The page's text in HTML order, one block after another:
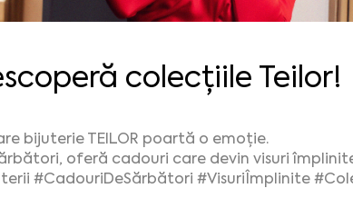
colecțiile Teilor!
bijuterie TEILOR poartă o emoție.
oferă cadouri care devin visuri
#CadouriDeSărbători #VisuriÎmplinite